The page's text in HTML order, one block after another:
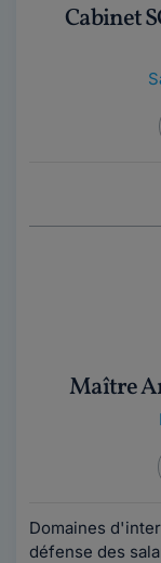
Cabinet
Maître
Domaines
défense des